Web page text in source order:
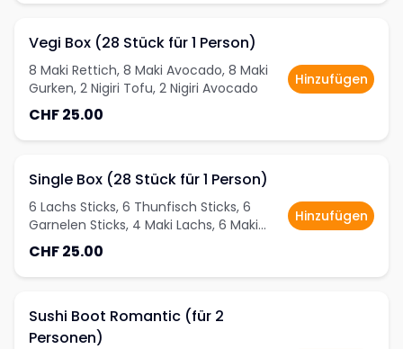
Vegi Box (28 Stück für 1 Person)
8 Maki Rettich, 8 Maki Avocado, 8 Maki
Gurken, 2 Nigiri Tofu, 2 Nigiri Avocado
CHF 25.00
Hinzufügen
Single Box (28 Stück für 1 Person)
6 Lachs Sticks, 6 Thunfisch Sticks, 6
Garnelen Sticks, 4 Maki Lachs, 6 Maki
Gurke
CHF 25.00
Hinzufügen
Sushi Boot Romantic (für 2
Personen)